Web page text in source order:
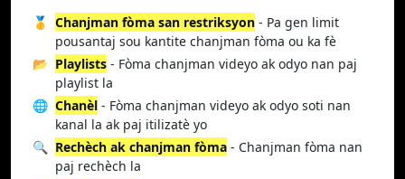
🥇 Chanjman fòma san restriksyon - Pa gen limit
pousantaj sou kantite chanjman fòma ou ka fè
📂 Playlists - Fòma chanjman videyo ak odyo nan paj
playlist la
🌐 Chanèl - Fòma chanjman videyo ak odyo soti nan
kanal la ak paj itilizatè yo
🔍 Rechèch ak chanjman fòma - Chanjman fòma nan
paj rechèch la